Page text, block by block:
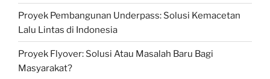
Proyek Pembangunan Underpass: Solusi Kemacetan
Lalu Lintas di Indonesia
Proyek Flyover: Solusi Atau Masalah Baru Bagi
Masyarakat?